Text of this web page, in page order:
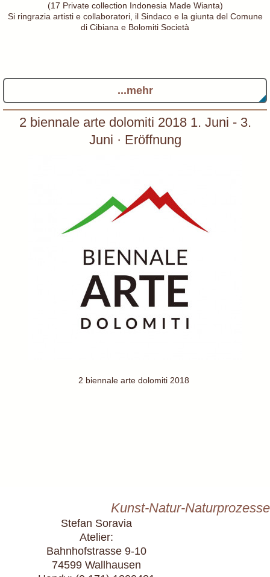
(17 Private collection Indonesia Made Wianta)
Si ringrazia artisti e collaboratori, il Sindaco e la giunta del Comune
di Cibiana e Bolomiti Società
...mehr
2 biennale arte dolomiti 2018 1. Juni - 3.
Juni · Eröffnung
2 biennale arte dolomiti 2018
Kunst-Natur-Naturprozesse
Stefan Soravia
Atelier:
Bahnhofstrasse 9-10
74599 Wallhausen